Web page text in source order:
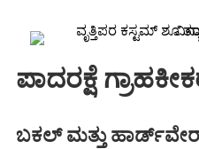
ಪಾದರಕ್ಷೆ
ಬಕಲ್ ಮತ್ತು